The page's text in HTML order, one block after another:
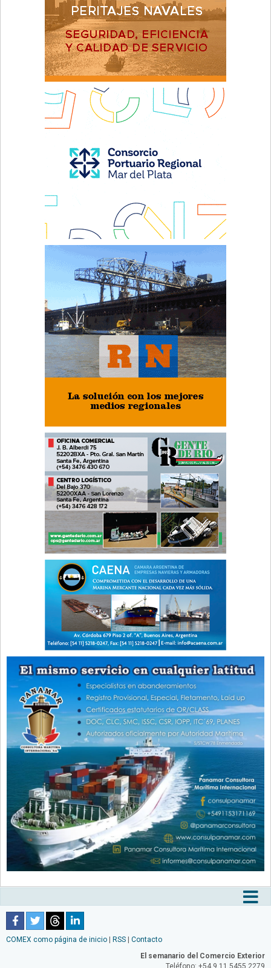
COMEX como página de inicio | RSS | Contacto
El semanario del Comercio Exterior
Teléfono: +54 9 11 5455 2279